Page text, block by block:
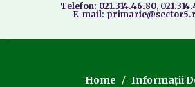
Telefon: 021.314.46.80,
E-mail:
Home Informații